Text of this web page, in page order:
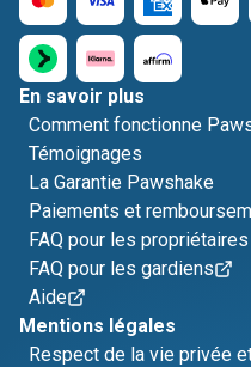
En savoir plus
Comment fonctionne
Témoignages
La Garantie Pawshake
Paiements et
FAQ pour les
FAQ pour les gardiens
Aide
Mentions légales
Respect de la vie privée